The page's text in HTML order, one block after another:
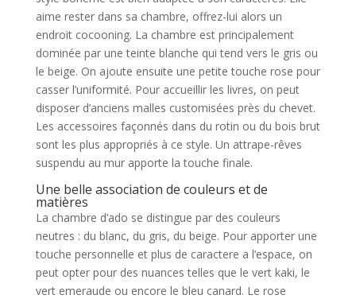
aime rester dans sa chambre, offrez-lui alors un
endroit cocooning. La chambre est principalement
dominée par une teinte blanche qui tend vers le gris ou
le beige. On ajoute ensuite une petite touche rose pour
casser l’uniformité. Pour accueillir les livres, on peut
disposer d’anciens malles customisées près du chevet.
Les accessoires façonnés dans du rotin ou du bois brut
sont les plus appropriés à ce style. Un attrape-rêves
suspendu au mur apporte la touche finale.
Une belle association de couleurs et de
matières
La chambre d’ado se distingue par des couleurs
neutres : du blanc, du gris, du beige. Pour apporter une
touche personnelle et plus de caractere a l’espace, on
peut opter pour des nuances telles que le vert kaki, le
vert emeraude ou encore le bleu canard. Le rose